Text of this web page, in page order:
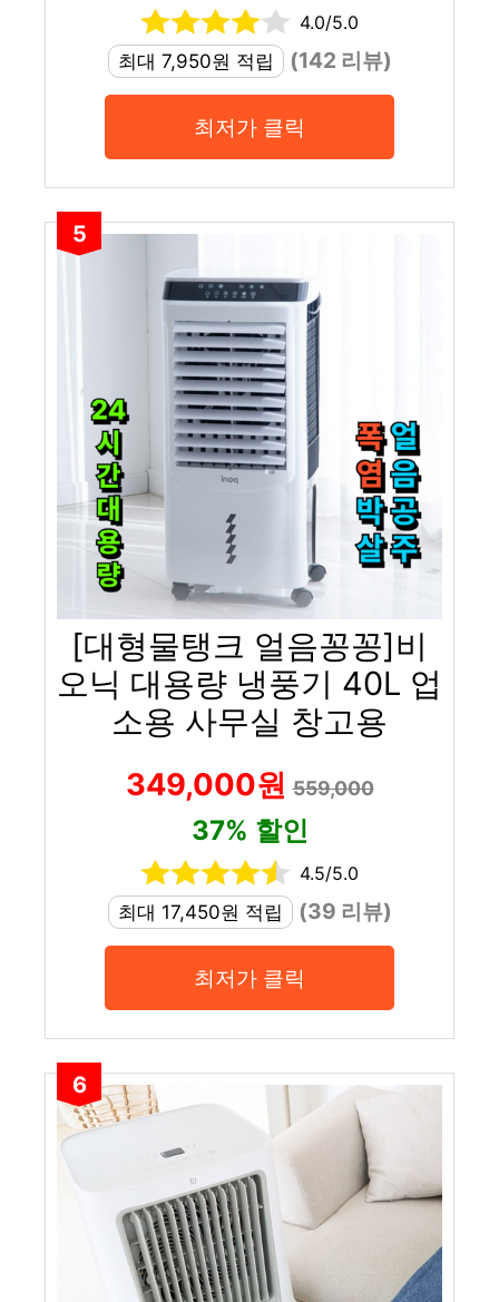
4.0/5.0
최대 7,950원 적립
(142 리뷰)
최저가 클릭
5
[대형물탱크 얼음꽁꽁]비
오닉 대용량 냉풍기 40L 업
소용 사무실 창고용
349,000원559,000
37% 할인
4.5/5.0
최대 17,450원 적립
(39 리뷰)
최저가 클릭
6